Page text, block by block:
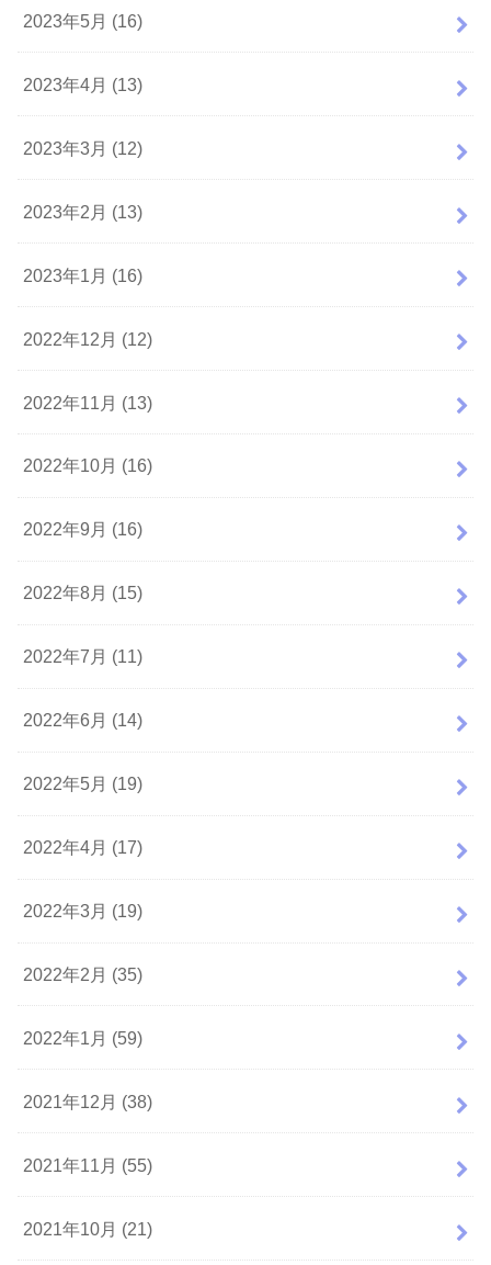
2023年5月 (16)
2023年4月 (13)
2023年3月 (12)
2023年2月 (13)
2023年1月 (16)
2022年12月 (12)
2022年11月 (13)
2022年10月 (16)
2022年9月 (16)
2022年8月 (15)
2022年7月 (11)
2022年6月 (14)
2022年5月 (19)
2022年4月 (17)
2022年3月 (19)
2022年2月 (35)
2022年1月 (59)
2021年12月 (38)
2021年11月 (55)
2021年10月 (21)